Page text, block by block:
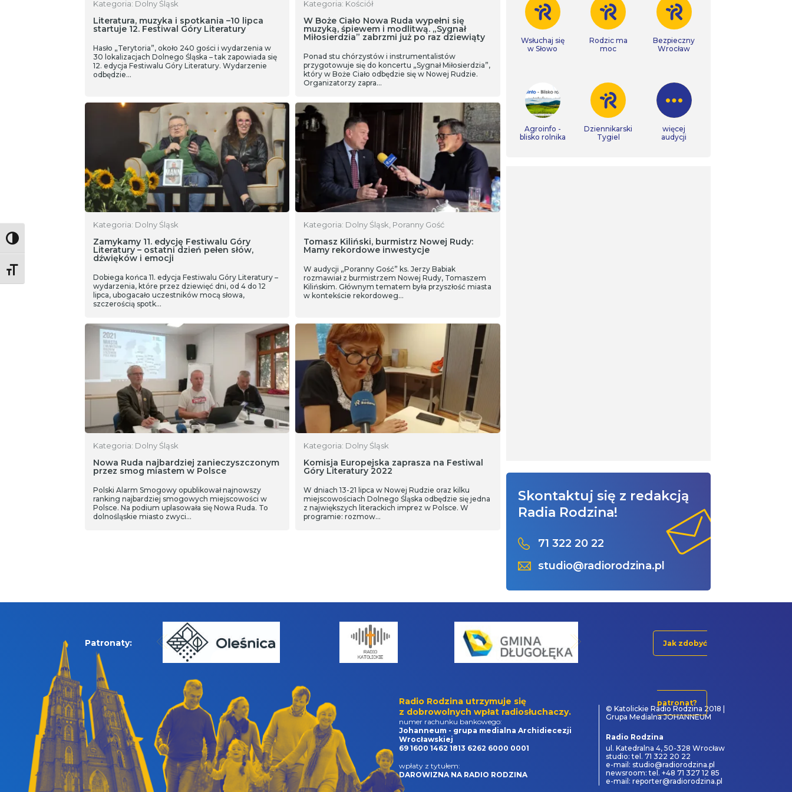
Toggle High Contrast
Toggle Font size
Kategoria: Dolny Śląsk
Literatura, muzyka i spotkania –10 lipca
startuje 12. Festiwal Góry Literatury
Hasło „Terytoria”, około 240 gości i wydarzenia w
30 lokalizacjach Dolnego Śląska – tak zapowiada się
12. edycja Festiwalu Góry Literatury. Wydarzenie
odbędzie…
Kategoria: Kościół
W Boże Ciało Nowa Ruda wypełni się
muzyką, śpiewem i modlitwą. „Sygnał
Miłosierdzia” zabrzmi już po raz dziewiąty
Ponad stu chórzystów i instrumentalistów
przygotowuje się do koncertu „Sygnał Miłosierdzia”,
który w Boże Ciało odbędzie się w Nowej Rudzie.
Organizatorzy zapra…
Kategoria: Dolny Śląsk
Zamykamy 11. edycję Festiwalu Góry
Literatury – ostatni dzień pełen słów,
dźwięków i emocji
Dobiega końca 11. edycja Festiwalu Góry Literatury –
wydarzenia, które przez dziewięć dni, od 4 do 12
lipca, ubogacało uczestników mocą słowa,
szczerością spotk…
Kategoria: Dolny Śląsk, Poranny Gość
Tomasz Kiliński, burmistrz Nowej Rudy:
Mamy rekordowe inwestycje
W audycji „Poranny Gość” ks. Jerzy Babiak
rozmawiał z burmistrzem Nowej Rudy, Tomaszem
Kilińskim. Głównym tematem była przyszłość miasta
w kontekście rekordoweg…
Kategoria: Dolny Śląsk
Nowa Ruda najbardziej zanieczyszczonym
przez smog miastem w Polsce
Polski Alarm Smogowy opublikował najnowszy
ranking najbardziej smogowych miejscowości w
Polsce. Na podium uplasowała się Nowa Ruda. To
dolnośląskie miasto zwyci…
Kategoria: Dolny Śląsk
Komisja Europejska zaprasza na Festiwal
Góry Literatury 2022
W dniach 13-21 lipca w Nowej Rudzie oraz kilku
miejscowościach Dolnego Śląska odbędzie się jedna
z największych literackich imprez w Polsce. W
programie: rozmow…
Wsłuchaj się
w Słowo
Rodzic ma
moc
Bezpieczny
Wrocław
Agroinfo -
blisko rolnika
Dziennikarski
Tygiel
więcej
audycji
Skontaktuj się z redakcją
Radia Rodzina!
71 322 20 22
studio@radiorodzina.pl
Patronaty: Jak zdobyć
patronat?
Radio Rodzina utrzymuje się
z dobrowolnych wpłat radiosłuchaczy.
numer rachunku bankowego:
Johanneum - grupa medialna Archidiecezji
Wrocławskiej
69 1600 1462 1813 6262 6000 0001
wpłaty z tytułem:
DAROWIZNA NA RADIO RODZINA
© Katolickie Radio Rodzina 2018 |
Grupa Medialna JOHANNEUM
Radio Rodzina
ul. Katedralna 4, 50-328 Wrocław
studio: tel. 71 322 20 22
e-mail: studio@radiorodzina.pl
newsroom: tel. +48 71 327 12 85
e-mail: reporter@radiorodzina.pl